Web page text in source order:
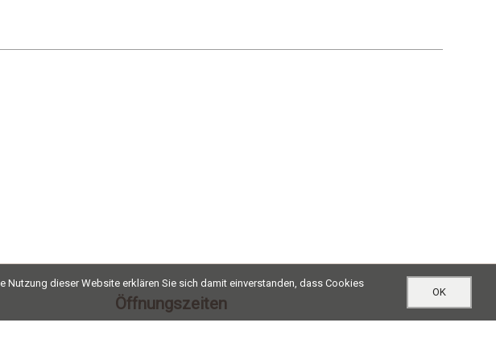
Öffnungszeiten
OK
dieser Website erklären Sie sich damit einverstanden, dass Cookies